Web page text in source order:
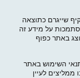
שייגרם כתוצאה
על מידע זה
באתר כפוף
השימוש באתר
ממליצים לעיין